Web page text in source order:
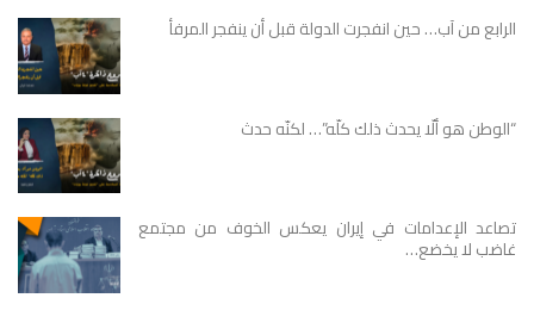
الرابع من آب… حين انفجرت الدولة قبل أن ينفجر المرفأ
“الوطن هو ألّا يحدث ذلك كلّه”… لكنّه حدث
تصاعد الإعدامات في إيران يعكس الخوف من مجتمع
غاضب لا يخضع…